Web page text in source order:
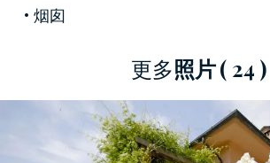
这座在售的佛罗伦萨著名的住宅四
从泳池可以享受到欣赏托斯卡纳丘
视角。
烟囱
更多照片( 24 )